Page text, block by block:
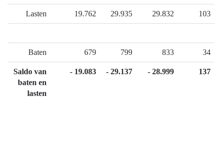
06.02
Heeft
Lasten 19.762 29.935 29.832 103
Baten 679 799 833 34
Saldo van
baten en
lasten
- 19.083 - 29.137 - 28.999 137